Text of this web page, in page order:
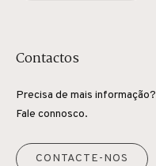
Contactos
Precisa de mais informação?
Fale connosco.
CONTACTE-NOS